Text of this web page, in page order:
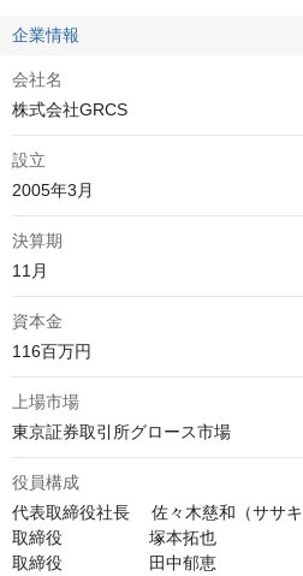
企業情報
会社名
株式会社GRCS
設立
2005年3月
決算期
11月
資本金
116百万円
上場市場
役員構成
代表取締役社長　 佐々木慈和（ササキ
取締役　  　　　  塚本拓也
取締役　  　　　  田中郁恵